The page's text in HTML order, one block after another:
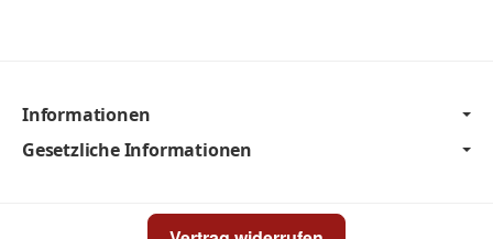
Informationen
Gesetzliche Informationen